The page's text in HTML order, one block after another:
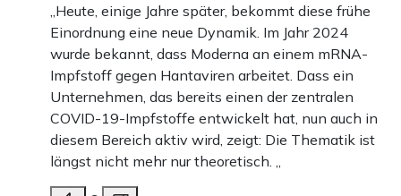
„Heute, einige Jahre später, bekommt diese frühe
Einordnung eine neue Dynamik. Im Jahr 2024
wurde bekannt, dass Moderna an einem mRNA-
Impfstoff gegen Hantaviren arbeitet. Dass ein
Unternehmen, das bereits einen der zentralen
COVID-19-Impfstoffe entwickelt hat, nun auch in
diesem Bereich aktiv wird, zeigt: Die Thematik ist
längst nicht mehr nur theoretisch. „